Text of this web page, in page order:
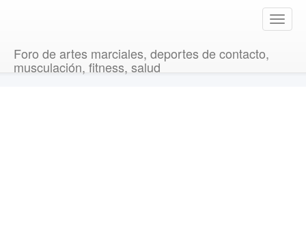
T
o
Foro de artes marciales, deportes de contacto,
musculación, fitness, salud